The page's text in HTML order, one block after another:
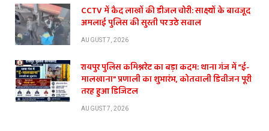
CCTV में कैद लाखों की डीजल चोरी: साक्ष्यों के बावजूद
अमलाई पुलिस की सुस्ती पर उठे सवाल
AUGUST 7, 2026
रायपुर पुलिस कमिश्नरेट का बड़ा कदम: थाना गंज में “ई-
मालखाना” प्रणाली का शुभारंभ, कोतवाली डिवीजन पूरी
तरह हुआ डिजिटल
AUGUST 7, 2026